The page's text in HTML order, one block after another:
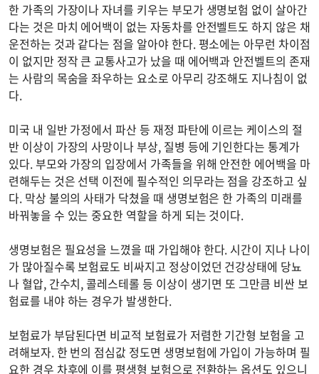
한 가족의 가장이나 자녀를 키우는 부모가 생명보험 없이 살아간
다는 것은 마치 에어백이 없는 자동차를 안전벨트도 하지 않은 채
운전하는 것과 같다는 점을 알아야 한다. 평소에는 아무런 차이점
이 없지만 정작 큰 교통사고가 났을 때 에어백과 안전벨트의 존재
는 사람의 목숨을 좌우하는 요소로 아무리 강조해도 지나침이 없
다.
미국 내 일반 가정에서 파산 등 재정 파탄에 이르는 케이스의 절
반 이상이 가장의 사망이나 부상, 질병 등에 기인한다는 통계가
있다. 부모와 가장의 입장에서 가족들을 위해 안전한 에어백을 마
련해두는 것은 선택 이전에 필수적인 의무라는 점을 강조하고 싶
다. 막상 불의의 사태가 닥쳤을 때 생명보험은 한 가족의 미래를
바꿔놓을 수 있는 중요한 역할을 하게 되는 것이다.
생명보험은 필요성을 느꼈을 때 가입해야 한다. 시간이 지나 나이
가 많아질수록 보험료도 비싸지고 정상이었던 건강상태에 당뇨
나 혈압, 간수치, 콜레스테롤 등 이상이 생기면 또 그만큼 비싼 보
험료를 내야 하는 경우가 발생한다.
보험료가 부담된다면 비교적 보험료가 저렴한 기간형 보험을 고
려해보자. 한 번의 점심값 정도면 생명보험에 가입이 가능하며 필
요한 경우 차후에 이를 평생형 보험으로 전환하는 옵션도 있으니